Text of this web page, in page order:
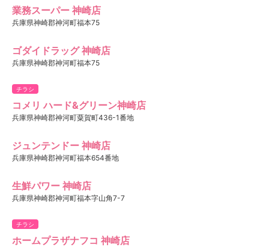
業務スーパー 神崎店
兵庫県神崎郡神河町福本75
ゴダイドラッグ 神崎店
兵庫県神崎郡神河町福本75
チラシ
コメリ ハード&グリーン神崎店
兵庫県神崎郡神河町粟賀町436-1番地
ジュンテンドー 神崎店
兵庫県神崎郡神河町福本654番地
生鮮パワー 神崎店
兵庫県神崎郡神河町福本字山角7-7
チラシ
ホームプラザナフコ 神崎店